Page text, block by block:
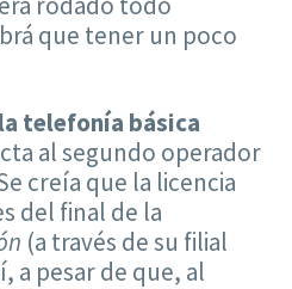
que tener un poco
telefonía básica
al segundo operador
creía que la licencia
del final de la
(a través de su filial
a pesar de que, al